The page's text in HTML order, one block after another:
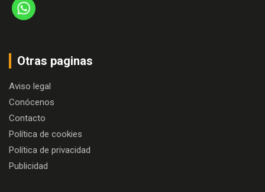
Otras paginas
Aviso legal
Conócenos
Contacto
Política de cookies
Política de privacidad
Publicidad